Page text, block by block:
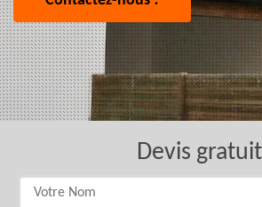
Devis gratuit